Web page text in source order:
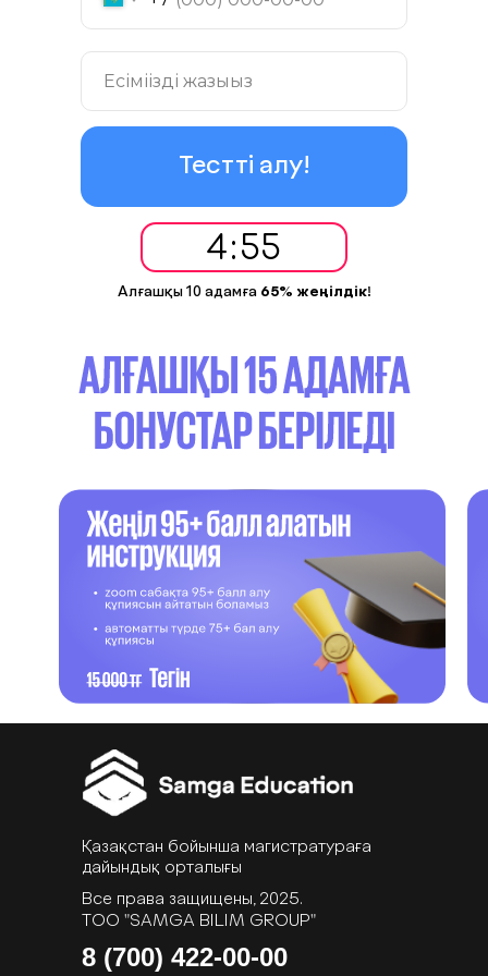
Тестті алу!
Алғашқы 10 адамға 65% жеңілдік!
4:54
8 (700) 422-00-00
Қазақстан бойынша магистратураға
дайындық орталығы
Все права защищены, 2025.
ТОО "SAMGA BILIM GROUP"